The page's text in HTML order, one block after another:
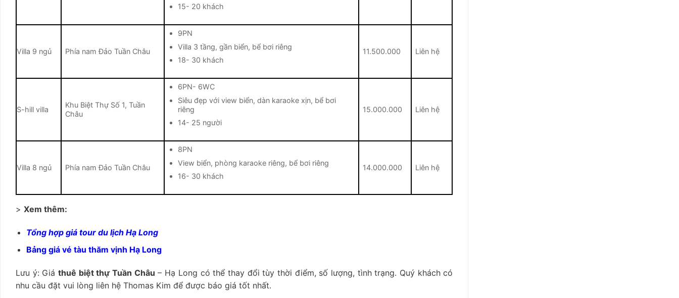
15- 20 khách
Villa 9 ngủ Phía nam Đảo Tuần Châu
9PN
Villa 3 tầng, gần biển, bể bơi riêng
18- 30 khách
11.500.000 Liên hệ
S-hill villa
Khu Biệt Thự Số 1, Tuần
Châu
6PN- 6WC
Siêu đẹp với view biển, dàn karaoke xịn, bể bơi
riêng
14- 25 người
15.000.000 Liên hệ
Villa 8 ngủ Phía nam Đảo Tuần Châu
8PN
View biển, phòng karaoke riêng, bể bơi riêng
16- 30 khách
14.000.000 Liên hệ
> Xem thêm:
Tổng hợp giá tour du lịch Hạ Long
Bảng giá vé tàu thăm vịnh Hạ Long
Lưu ý: Giáthuê biệt thự Tuần Châu – Hạ Long có thể thay đổi tùy thời điểm, số lượng, tình trạng. Quý khách có
nhu cầu đặt vui lòng liên hệ Thomas Kim để được báo giá tốt nhất.